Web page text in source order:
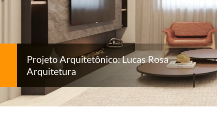
Projeto Arquitetônico: Lucas Rosa
Arquitetura